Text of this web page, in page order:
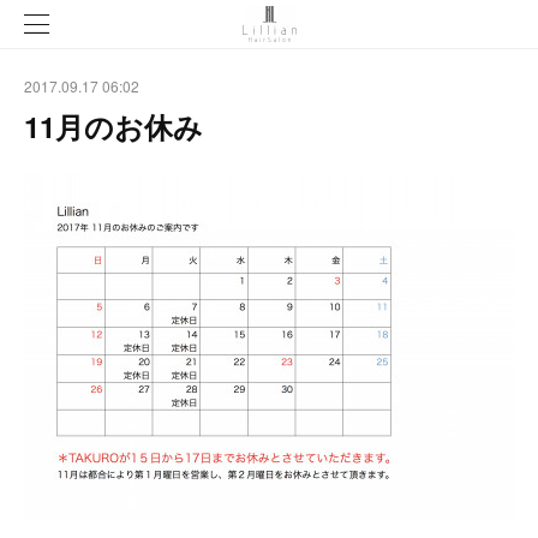
2017.09.17 06:02
11月のお休み